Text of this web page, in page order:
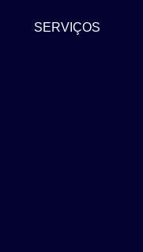
SERVIÇOS